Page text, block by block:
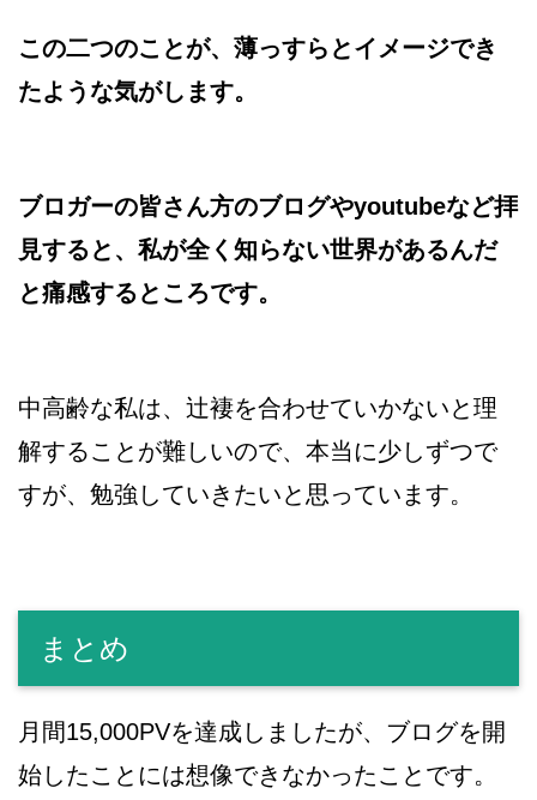
この二つのことが、薄っすらとイメージでき
たような気がします。
ブロガーの皆さん方のブログやyoutubeなど拝
見すると、私が全く知らない世界があるんだ
と痛感するところです。
中高齢な私は、辻褄を合わせていかないと理
解することが難しいので、本当に少しずつで
すが、勉強していきたいと思っています。
まとめ
月間15,000PVを達成しましたが、ブログを開
始したことには想像できなかったことです。